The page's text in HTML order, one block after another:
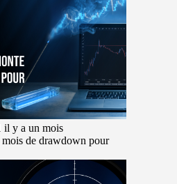
il y a un mois
de drawdown pour